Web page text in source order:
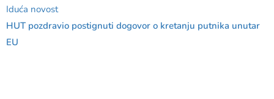
Iduća novost
HUT pozdravio postignuti dogovor o kretanju putnika unutar
EU